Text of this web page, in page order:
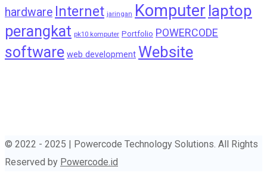
hardware Internet jaringan Komputer laptop
perangkat pk10 komputer Portfolio POWERCODE
software web development Website
© 2022 - 2025 | Powercode Technology Solutions. All Rights
Reserved by Powercode.id